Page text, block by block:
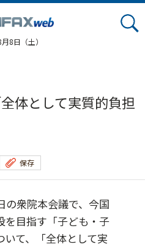
8日（土）
体として実質的負担
保存
衆院本会議で、今国
を目指す「子ども・子
て、「全体として実